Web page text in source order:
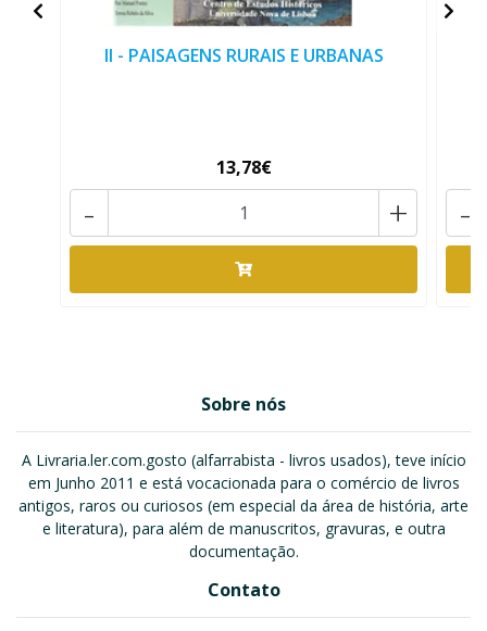
II - PAISAGENS RURAIS E URBANAS
13,78€
+
- -
Sobre nós
A Livraria.ler.com.gosto (alfarrabista - livros usados), teve início
em Junho 2011 e está vocacionada para o comércio de livros
antigos, raros ou curiosos (em especial da área de história, arte
e literatura), para além de manuscritos, gravuras, e outra
documentação.
Contato